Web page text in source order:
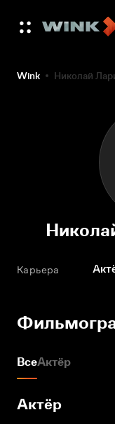
Wink Николай
Карьера
ВсеАктёр
Актёр